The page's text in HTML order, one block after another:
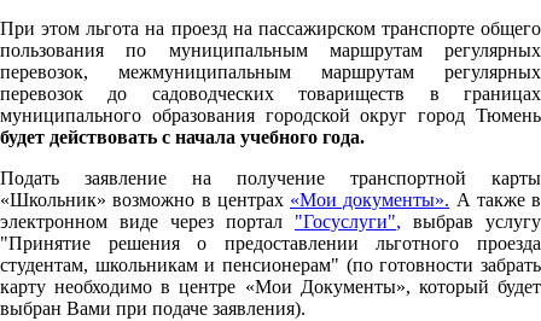
При этом льгота на проезд на пассажирском транспорте общего
пользования по муниципальным маршрутам регулярных
перевозок, межмуниципальным маршрутам регулярных
перевозок до садоводческих товариществ в границах
муниципального образования городской округ город Тюмень
будет действовать с начала учебного года.
Подать заявление на получение транспортной карты
«Школьник» возможно в центрах «Мои документы». А также в
электронном виде через портал "Госуслуги", выбрав услугу
"Принятие решения о предоставлении льготного проезда
студентам, школьникам и пенсионерам" (по готовности забрать
карту необходимо в центре «Мои Документы», который будет
выбран Вами при подаче заявления).